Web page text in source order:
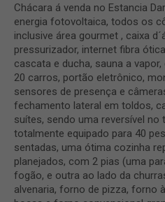
Chácara á venda no Estancia
energia fotovoltaica, todos os
inclusive área gourmet , caixa
pressurizador, internet fibra
cascata e ducha, sauna a
20 carros, portão eletrônico,
sensores de presença e
fechamento lateral em toldos,
suítes, sendo uma reversível
totalmente equipado para 40
sentadas, uma ótima cozinha
planejados, com 2 pias (uma
fogão, e outra ao lado da
alvenaria, forno de pizza, forno